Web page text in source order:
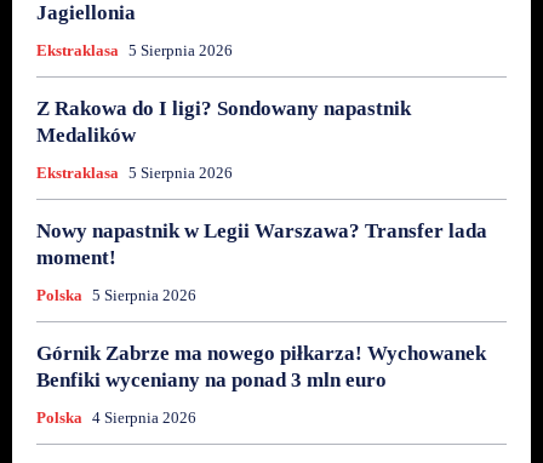
Jagiellonia
Ekstraklasa 5 Sierpnia 2026
Z Rakowa do I ligi? Sondowany napastnik
Medalików
Ekstraklasa 5 Sierpnia 2026
Nowy napastnik w Legii Warszawa? Transfer lada
moment!
Polska 5 Sierpnia 2026
Górnik Zabrze ma nowego piłkarza! Wychowanek
Benfiki wyceniany na ponad 3 mln euro
Polska 4 Sierpnia 2026